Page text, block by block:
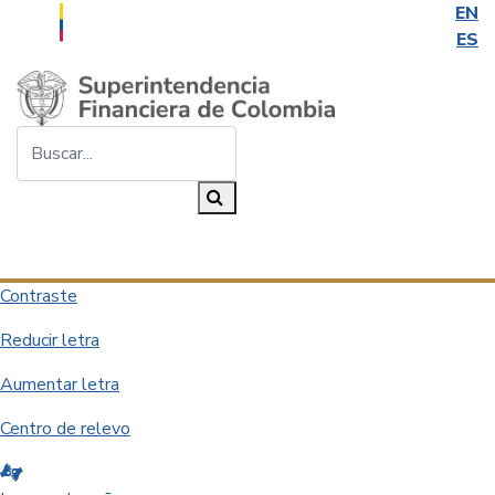
EN
ES
Saltar al contenido principal
Contraste
Reducir letra
Aumentar letra
Centro de relevo